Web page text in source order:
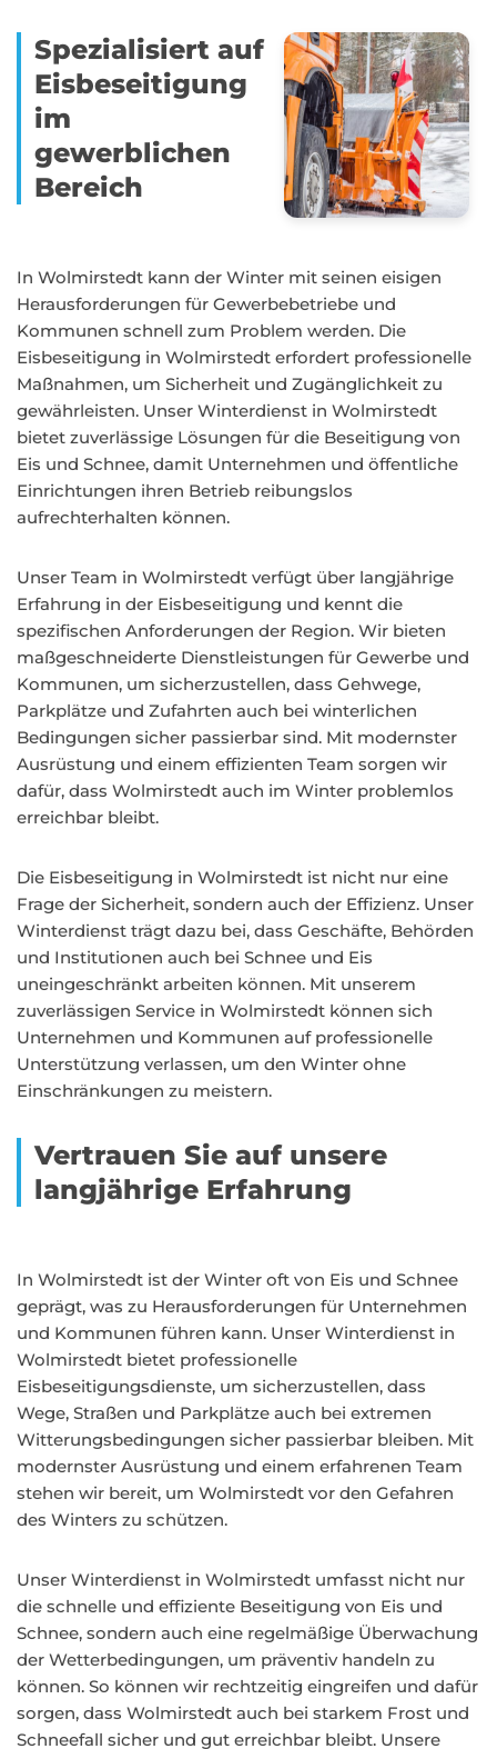
Spezialisiert auf
Eisbeseitigung
im
gewerblichen
Bereich
In Wolmirstedt kann der Winter mit seinen eisigen
Herausforderungen für Gewerbebetriebe und
Kommunen schnell zum Problem werden. Die
Eisbeseitigung in Wolmirstedt erfordert professionelle
Maßnahmen, um Sicherheit und Zugänglichkeit zu
gewährleisten. Unser Winterdienst in Wolmirstedt
bietet zuverlässige Lösungen für die Beseitigung von
Eis und Schnee, damit Unternehmen und öffentliche
Einrichtungen ihren Betrieb reibungslos
aufrechterhalten können.
Unser Team in Wolmirstedt verfügt über langjährige
Erfahrung in der Eisbeseitigung und kennt die
spezifischen Anforderungen der Region. Wir bieten
maßgeschneiderte Dienstleistungen für Gewerbe und
Kommunen, um sicherzustellen, dass Gehwege,
Parkplätze und Zufahrten auch bei winterlichen
Bedingungen sicher passierbar sind. Mit modernster
Ausrüstung und einem effizienten Team sorgen wir
dafür, dass Wolmirstedt auch im Winter problemlos
erreichbar bleibt.
Die Eisbeseitigung in Wolmirstedt ist nicht nur eine
Frage der Sicherheit, sondern auch der Effizienz. Unser
Winterdienst trägt dazu bei, dass Geschäfte, Behörden
und Institutionen auch bei Schnee und Eis
uneingeschränkt arbeiten können. Mit unserem
zuverlässigen Service in Wolmirstedt können sich
Unternehmen und Kommunen auf professionelle
Unterstützung verlassen, um den Winter ohne
Einschränkungen zu meistern.
Vertrauen Sie auf unsere
langjährige Erfahrung
In Wolmirstedt ist der Winter oft von Eis und Schnee
geprägt, was zu Herausforderungen für Unternehmen
und Kommunen führen kann. Unser Winterdienst in
Wolmirstedt bietet professionelle
Eisbeseitigungsdienste, um sicherzustellen, dass
Wege, Straßen und Parkplätze auch bei extremen
Witterungsbedingungen sicher passierbar bleiben. Mit
modernster Ausrüstung und einem erfahrenen Team
stehen wir bereit, um Wolmirstedt vor den Gefahren
des Winters zu schützen.
Unser Winterdienst in Wolmirstedt umfasst nicht nur
die schnelle und effiziente Beseitigung von Eis und
Schnee, sondern auch eine regelmäßige Überwachung
der Wetterbedingungen, um präventiv handeln zu
können. So können wir rechtzeitig eingreifen und dafür
sorgen, dass Wolmirstedt auch bei starkem Frost und
Schneefall sicher und gut erreichbar bleibt. Unsere